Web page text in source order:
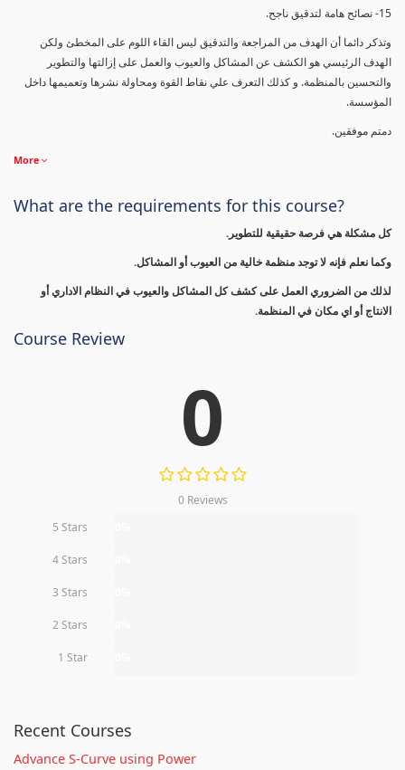
15- نصائح هامة لتدقيق ناجح.
وتذكر دائما أن الهدف من المراجعة والتدقيق ليس القاء اللوم على المخطئ ولكن
الهدف الرئيسي هو الكشف عن المشاكل والعيوب والعمل على إزالتها والتطوير
والتحسين بالمنظمة. و كذلك التعرف علي نقاط القوة ومحاولة نشرها وتعميمها داخل
المؤسسة.
دمتم موفقين.
More
What are the requirements for this course?
كل مشكلة هي فرصة حقيقية للتطوير.
وكما نعلم فإنه لا توجد منظمة خالية من العيوب أو المشاكل.
لذلك من الضروري العمل على كشف كل المشاكل والعيوب في النظام الاداري أو
الانتاج أو اي مكان في المنظمة.
Course Review
0
0 Reviews
5 Stars
4 Stars
3 Stars
2 Stars
1 Star
Recent Courses
Advance S-Curve using Power